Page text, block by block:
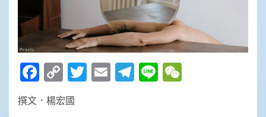
Facebook
Copy
Link
Twitter
EmailTelegram
Line
撰文．楊宏國